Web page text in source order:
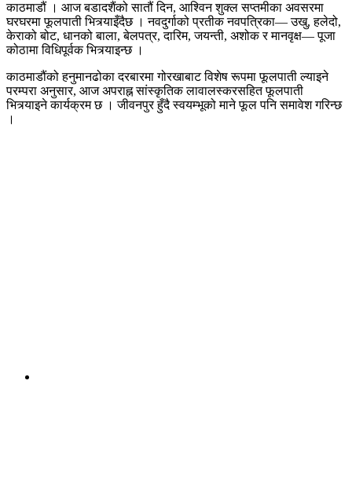
काठमाडौं । आज बडादशैंको सातौं दिन, आश्विन शुक्ल सप्तमीका अवसरमा
घरघरमा फूलपाती भित्र्याइँदैछ । नवदुर्गाको प्रतीक नवपत्रिका— उखु, हलेदो,
केराको बोट, धानको बाला, बेलपत्र, दारिम, जयन्ती, अशोक र मानवृक्ष— पूजा
कोठामा विधिपूर्वक भित्र्याइन्छ ।
काठमाडौंको हनुमानढोका दरबारमा गोरखाबाट विशेष रूपमा फूलपाती ल्याइने
परम्परा अनुसार, आज अपराह्न सांस्कृतिक लावालस्करसहित फूलपाती
भित्र्याइने कार्यक्रम छ । जीवनपुर हुँदै स्वयम्भूको माने फूल पनि समावेश गरिन्छ
।